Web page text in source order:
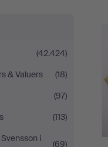
(42.424)
& Valuers
(18)
(97)
(113)
i
(69)